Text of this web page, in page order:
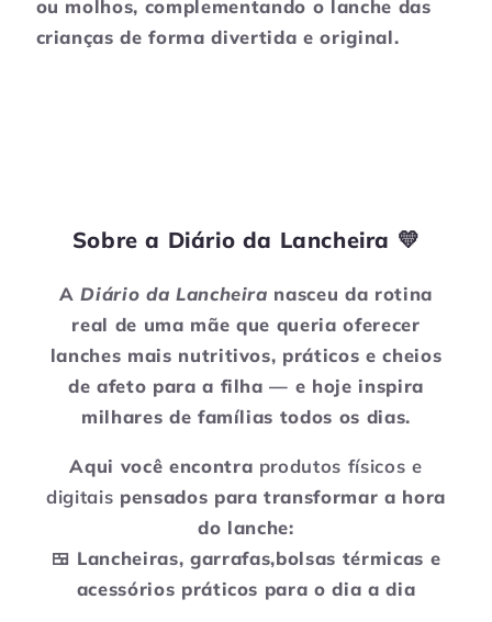
ou molhos, complementando o lanche das
crianças de forma divertida e original.
Sobre a Diário da Lancheira 💛
ADiário da Lancheira nasceu da rotina
real de uma mãe que queria oferecer
lanches mais nutritivos, práticos e cheios
de afeto para a filha — e hoje inspira
milhares de famílias todos os dias.
Aqui você encontra produtos físicos e
digitais pensados para transformar a hora
do lanche:
🍱 Lancheiras, garrafas,bolsas térmicas e
acessórios práticos para o dia a dia